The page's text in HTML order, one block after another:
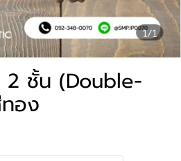
1/1
2 ชั้น (Double-
อง